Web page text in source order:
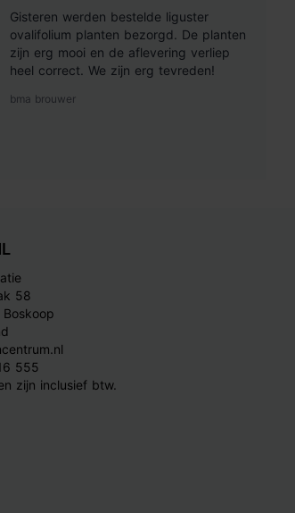
Gisteren werden bestelde liguster
ovalifolium planten bezorgd. De planten
zijn erg mooi en de aflevering verliep
heel correct. We zijn erg tevreden!
bma brouwer
58
Boskoop
555
zijn inclusief btw.